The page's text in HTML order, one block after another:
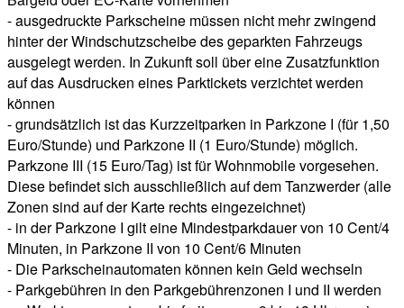
- ausgedruckte Parkscheine müssen nicht mehr zwingend
hinter der Windschutzscheibe des geparkten Fahrzeugs
ausgelegt werden. In Zukunft soll über eine Zusatzfunktion
auf das Ausdrucken eines Parktickets verzichtet werden
können
- grundsätzlich ist das Kurzzeitparken in Parkzone I (für 1,50
Euro/Stunde) und Parkzone II (1 Euro/Stunde) möglich.
Parkzone III (15 Euro/Tag) ist für Wohnmobile vorgesehen.
Diese befindet sich ausschließlich auf dem Tanzwerder (alle
Zonen sind auf der Karte rechts eingezeichnet)
- in der Parkzone I gilt eine Mindestparkdauer von 10 Cent/4
Minuten, in Parkzone II von 10 Cent/6 Minuten
- Die Parkscheinautomaten können kein Geld wechseln
- Parkgebühren in den Parkgebührenzonen I und II werden